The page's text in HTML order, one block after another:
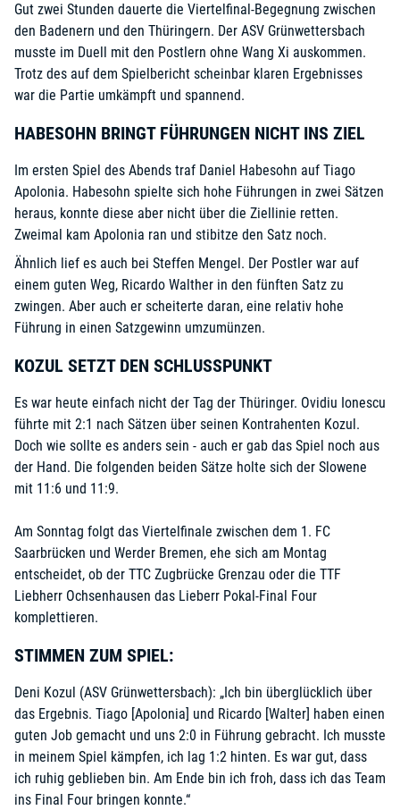
Gut zwei Stunden dauerte die Viertelfinal-Begegnung zwischen
den Badenern und den Thüringern. Der ASV Grünwettersbach
musste im Duell mit den Postlern ohne Wang Xi auskommen.
Trotz des auf dem Spielbericht scheinbar klaren Ergebnisses
war die Partie umkämpft und spannend.
HABESOHN BRINGT FÜHRUNGEN NICHT INS ZIEL
Im ersten Spiel des Abends traf Daniel Habesohn auf Tiago
Apolonia. Habesohn spielte sich hohe Führungen in zwei Sätzen
heraus, konnte diese aber nicht über die Ziellinie retten.
Zweimal kam Apolonia ran und stibitze den Satz noch.
Ähnlich lief es auch bei Steffen Mengel. Der Postler war auf
einem guten Weg, Ricardo Walther in den fünften Satz zu
zwingen. Aber auch er scheiterte daran, eine relativ hohe
Führung in einen Satzgewinn umzumünzen.
KOZUL SETZT DEN SCHLUSSPUNKT
Es war heute einfach nicht der Tag der Thüringer. Ovidiu Ionescu
führte mit 2:1 nach Sätzen über seinen Kontrahenten Kozul.
Doch wie sollte es anders sein - auch er gab das Spiel noch aus
der Hand. Die folgenden beiden Sätze holte sich der Slowene
mit 11:6 und 11:9.
Am Sonntag folgt das Viertelfinale zwischen dem 1. FC
Saarbrücken und Werder Bremen, ehe sich am Montag
entscheidet, ob der TTC Zugbrücke Grenzau oder die TTF
Liebherr Ochsenhausen das Lieberr Pokal-Final Four
komplettieren.
STIMMEN ZUM SPIEL:
Deni Kozul (ASV Grünwettersbach): „Ich bin überglücklich über
das Ergebnis. Tiago [Apolonia] und Ricardo [Walter] haben einen
guten Job gemacht und uns 2:0 in Führung gebracht. Ich musste
in meinem Spiel kämpfen, ich lag 1:2 hinten. Es war gut, dass
ich ruhig geblieben bin. Am Ende bin ich froh, dass ich das Team
ins Final Four bringen konnte.“